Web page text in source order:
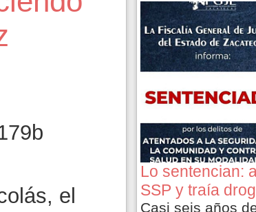
el
Lo sentencian:
SSP y traía
Casi seis años